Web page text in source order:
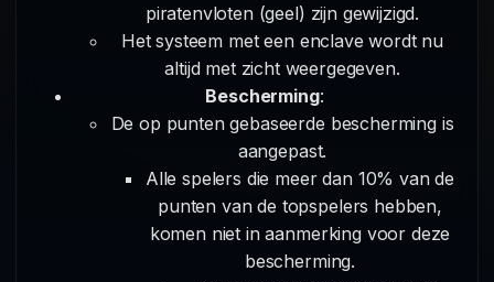
piratenvloten (geel) zijn gewijzigd.
Het systeem met een enclave wordt nu
altijd met zicht weergegeven.
Bescherming:
De op punten gebaseerde bescherming is
aangepast.
Alle spelers die meer dan 10% van de
punten van de topspelers hebben,
komen niet in aanmerking voor deze
bescherming.